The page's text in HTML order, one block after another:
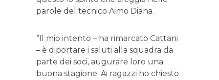
parole del tecnico Aimo Diana.
“Il mio intento – ha rimarcato Cattani
– è diportare i saluti alla squadra da
parte dei soci, augurare loro una
buona stagione. Ai ragazzi ho chiesto